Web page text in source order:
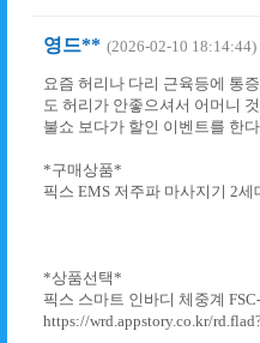
영드** (2026-02-10 18:14:44)
요즘 허리나 다리 근육등에 통
도 허리가 안좋으셔서 어머니
불쇼 보다가 할인 이벤트를 한
*구매상품*
픽스 EMS 저주파 마사지기 2세
*상품선택*
픽스 스마트 인바디 체중계
https://wrd.appstory.co.kr/